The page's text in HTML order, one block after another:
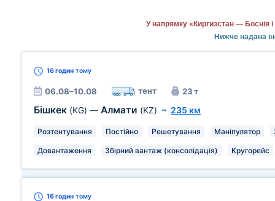
У напрямку «Киргизстан — Боснія
Нижче надана
16 годин тому
06.08–10.08 тент 23 т
Бішкек (KG) — Алмати (KZ) ~ 235 км
Розтентування Постійно Решетування Маніпулятор
Довантаження Збірний вантаж (консолідація) Кругорейс
16 годин тому